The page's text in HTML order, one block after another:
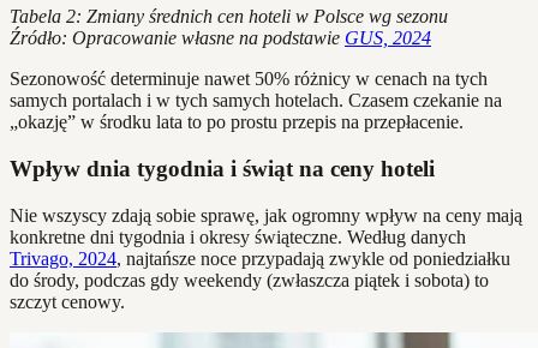
Tabela 2: Zmiany średnich cen hoteli w Polsce wg sezonu
Źródło: Opracowanie własne na podstawie GUS, 2024
Sezonowość determinuje nawet 50% różnicy w cenach na tych
samych portalach i w tych samych hotelach. Czasem czekanie na
„okazję” w środku lata to po prostu przepis na przepłacenie.
Wpływ dnia tygodnia i świąt na ceny hoteli
Nie wszyscy zdają sobie sprawę, jak ogromny wpływ na ceny mają
konkretne dni tygodnia i okresy świąteczne. Według danych
Trivago, 2024, najtańsze noce przypadają zwykle od poniedziałku
do środy, podczas gdy weekendy (zwłaszcza piątek i sobota) to
szczyt cenowy.